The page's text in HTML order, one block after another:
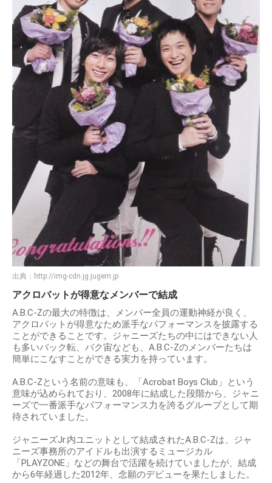
出典： http://img-cdn.jg.jugem.jp
アクロバットが得意なメンバーで結成
A.B.C-Zの最大の特徴は、メンバー全員の運動神経が良く、
アクロバットが得意なため派手なパフォーマンスを披露する
ことができることです。ジャニーズたちの中にはできない人
も多いバック転、バク宙なども、A.B.C-Zのメンバーたちは
簡単にこなすことができる実力を持っています。
A.B.C-Zという名前の意味も、「Acrobat Boys Club」という
意味が込められており、2008年に結成した段階から、ジャニ
ーズで一番派手なパフォーマンス力を誇るグループとして期
待されていました。
ジャニーズJr.内ユニットとして結成されたA.B.C-Zは、ジャ
ニーズ事務所のアイドルも出演するミュージカル
「PLAYZONE」などの舞台で活躍を続けていましたが、結成
から6年経過した2012年、念願のデビューを果たしました。